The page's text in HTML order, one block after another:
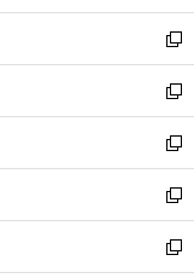
開
く
ウ
で
開
く
ン
ド
ウ
で
開
く
新
し
い
ウ
ィ
ン
ド
ウ
で
開
新
し
い
ウ
ィ
ン
ド
ウ
新
し
い
ウ
ィ
新
し
い
新